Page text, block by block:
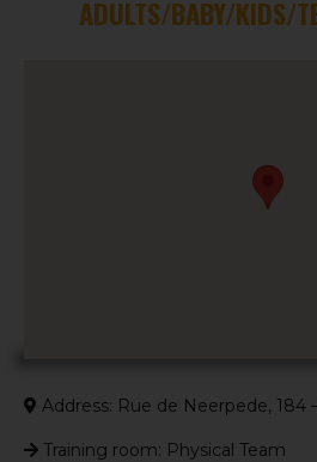
ADULTS/BABY/KIDS/
Address: Rue de Neerpede, 184
Training room: Physical Team